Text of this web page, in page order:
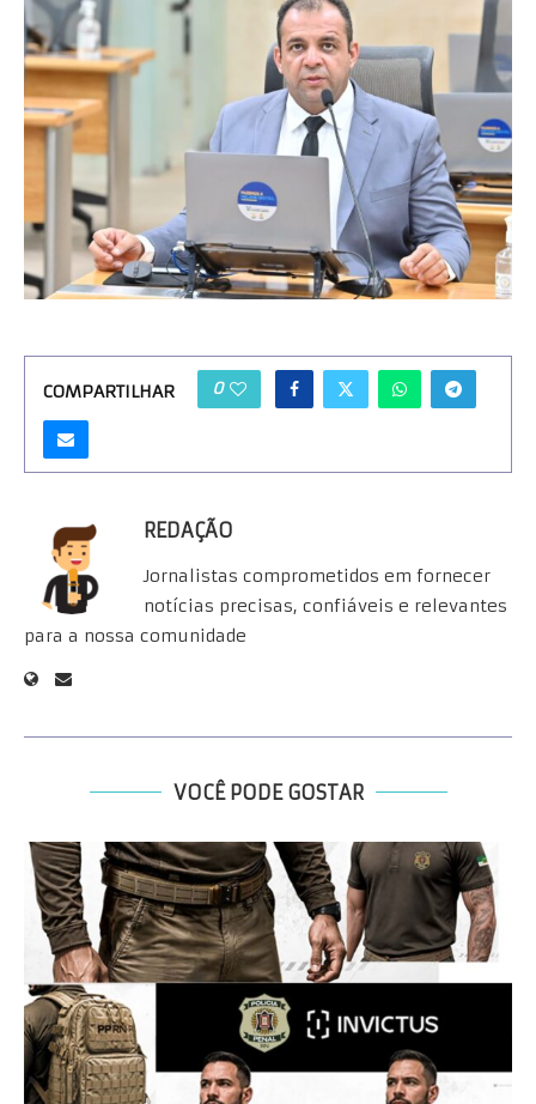
COMPARTILHAR 0
REDAÇÃO
Jornalistas comprometidos em fornecer
notícias precisas, confiáveis e relevantes
para a nossa comunidade
VOCÊ PODE GOSTAR